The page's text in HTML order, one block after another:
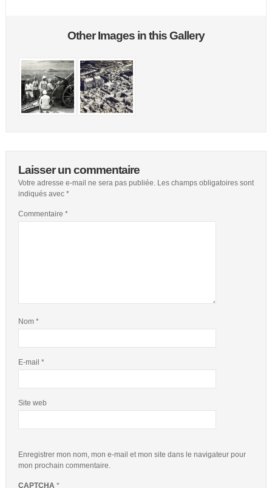
Other Images in this Gallery
Laisser un commentaire
Votre adresse e-mail ne sera pas publiée. Les champs obligatoires sont
indiqués avec *
Commentaire *
Nom *
E-mail *
Site web
Enregistrer mon nom, mon e-mail et mon site dans le navigateur pour
mon prochain commentaire.
CAPTCHA *